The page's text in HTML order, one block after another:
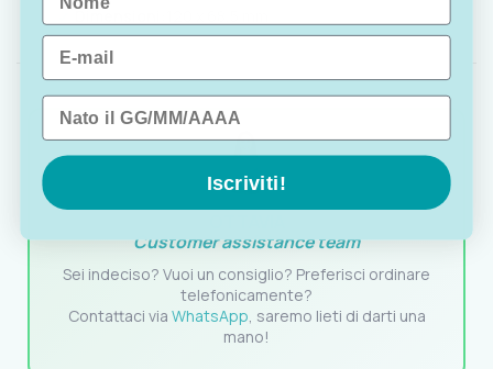
Customer assistance team
Sei indeciso? Vuoi un consiglio? Preferisci ordinare
telefonicamente?
Contattaci via WhatsApp, saremo lieti di darti una
mano!
Email
Data di nascita
Iscriviti!